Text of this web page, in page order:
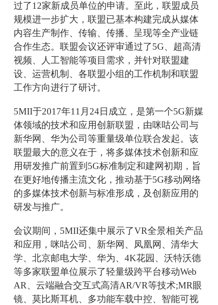
过了12家新成员单位的申请。至此，联盟成员
规模进一步扩大，联盟已基本构建完成从媒体
内容生产制作、传输、传播、呈现等全产业链
合作生态。联盟会议还评审通过了5G、超高清
视频、人工智能等项目需求，并针对联盟建
设、运营机制、各联盟小组的工作机制和联盟
工作方向进行了研讨。
5MII于2017年11月24日成立，是第一个5G新媒
体领域的技术和应用创新联盟，由咪咕公司与
新华网、华为公司等重量级单位联合发起。该
联盟最大的意义在于，将多媒体技术创新和应
用研发推广前置到5G标准制定和建网初期，旨
在更好地传播主流文化，推动基于5G移动网络
的多媒体技术创新与标准形成，及创新应用的
研发与推广。
会议期间，5MII还集中展示了VR全景相关产品
和应用，咪咕公司、新华网、凤凰网、清华大
学、北京邮电大学、华为、4K花园、沃特沃德
等多家联盟单位展示了轻量级跨平台移动Web
AR、云端融合交互式高清AR/VR等技术;MR眼
镜、莫比斯耳机、多功能车载中控、智能可视